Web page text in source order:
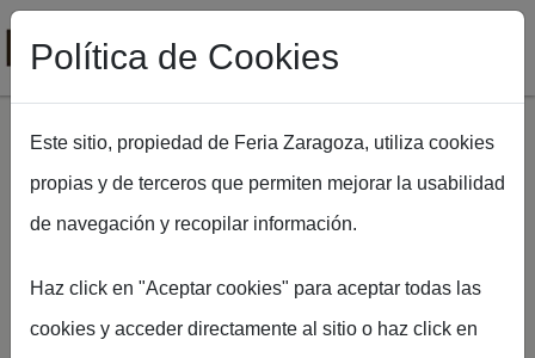
Pasar al contenido principal
Política de Cookies
Este sitio, propiedad de Feria Zaragoza, utiliza cookies
propias y de terceros que permiten mejorar la usabilidad
de navegación y recopilar información.
Haz click en "Aceptar cookies" para aceptar todas las
cookies y acceder directamente al sitio o haz click en